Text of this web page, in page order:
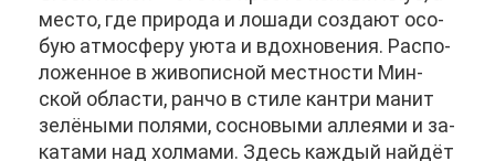
ме­сто, где при­ро­да и ло­ша­ди со­зда­ют осо­
бую ат­мо­сфе­ру уюта и вдох­но­ве­ния. Рас­по­
ло­жен­ное в жи­во­пис­ной мест­но­сти Мин­
ской об­ла­сти, ран­чо в сти­ле кан­три ма­нит
зе­лё­ны­ми по­ля­ми, сос­но­вы­ми ал­ле­я­ми и за­
ка­та­ми над хол­ма­ми. Здесь каж­дый най­дёт